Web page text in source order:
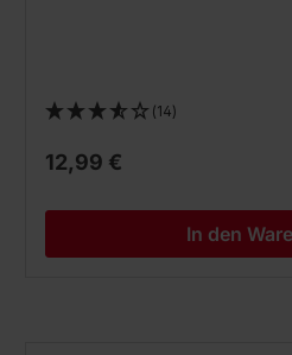
(14)
12,99 €
In den